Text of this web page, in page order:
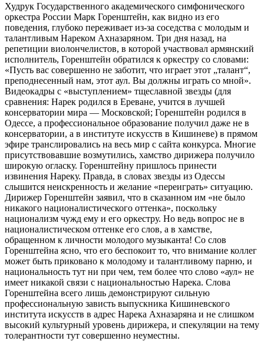
Худрук Государственного академического симфонического
оркестра России Марк Горенштейн, как видно из его
поведения, глубоко переживает из-за соседства с молодым и
талантливым Нареком Ахназаряном. Три дня назад, на
репетиции виолончелистов, в которой участвовал армянский
исполнитель, Горенштейн обратился к оркестру со словами:
«Пусть вас совершенно не заботит, что играет этот „талант“,
преподнесенный нам, этот аул. Вы должны играть со мной».
Видеокадры с «выступлением» тщеславной звезды (для
сравнения: Нарек родился в Ереване, учится в лучшей
консерватории мира — Московской; Горенштейн родился в
Одессе, а профессиональное образование получил даже не в
консерватории, а в институте искусств в Кишиневе) в прямом
эфире транслировались на весь мир с сайта конкурса. Многие
присутствовавшие возмутились, хамство дирижера получило
широкую огласку. Горенштейну пришлось принести
извинения Нареку. Правда, в словах звезды из Одессы
слышится неискренность и желание «переиграть» ситуацию.
Дирижер Горенштейн заявил, что в сказанном им «не было
никакого националистического оттенка», поскольку
национализм чужд ему и его оркестру. Но ведь вопрос не в
националистическом оттенке его слов, а в хамстве,
обращенном к личности молодого музыканта! Со слов
Горенштейна ясно, что его беспокоит то, что внимание коллег
может быть приковано к молодому и талантливому парню, и
национальность тут ни при чем, тем более что слово «аул» не
имеет никакой связи с национальностью Нарека. Слова
Горенштейна всего лишь демонстрируют сильную
профессиональную зависть выпускника Кишиневского
института искусств в адрес Нарека Ахназаряна и не слишком
высокий культурный уровень дирижера, и спекуляции на тему
толерантности тут совершенно неуместны.